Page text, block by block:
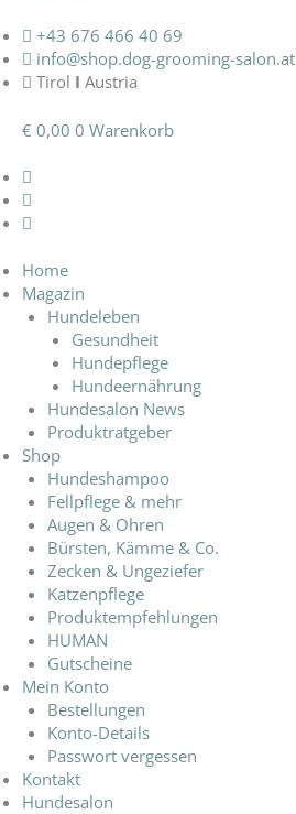
+43 676 466 40 69
info@shop.dog-grooming-salon.at
Tirol I Austria
€ 0,00 0 Warenkorb
Home
Magazin
Hundeleben
Gesundheit
Hundepflege
Hundeernährung
Hundesalon News
Produktratgeber
Shop
Hundeshampoo
Fellpflege & mehr
Augen & Ohren
Bürsten, Kämme & Co.
Zecken & Ungeziefer
Katzenpflege
Produktempfehlungen
HUMAN
Gutscheine
Mein Konto
Bestellungen
Konto-Details
Passwort vergessen
Kontakt
Hundesalon